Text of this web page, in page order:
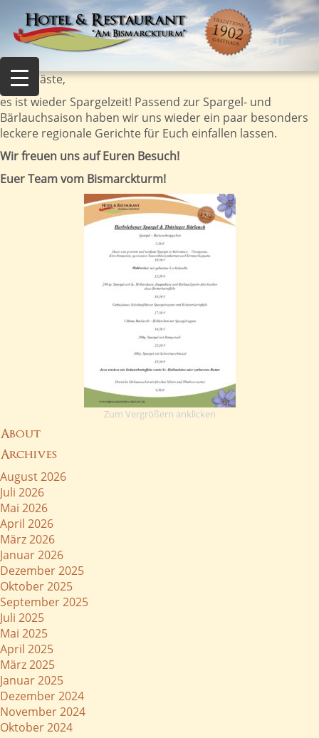
Liebe Gäste,
es ist wieder Spargelzeit! Passend zur Spargel- und
Bärlauchsaison haben wir uns wieder ein paar besonders
leckere regionale Gerichte für Euch einfallen lassen.
Wir freuen uns auf Euren Besuch!
Euer Team vom Bismarckturm!
Zum Vergrößern anklicken
About
Archives
August 2026
Juli 2026
Mai 2026
April 2026
März 2026
Januar 2026
Dezember 2025
Oktober 2025
September 2025
Juli 2025
Mai 2025
April 2025
März 2025
Januar 2025
Dezember 2024
November 2024
Oktober 2024